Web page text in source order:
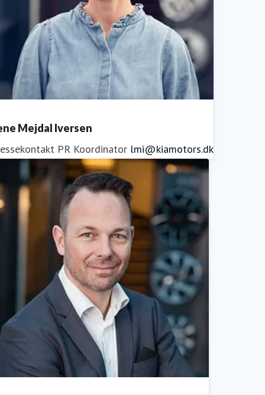
Mejdal Iversen
PR Koordinator lmi@kiamotors.dk